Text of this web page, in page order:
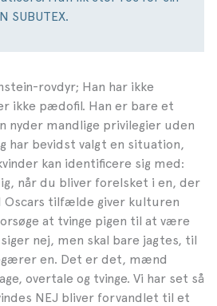
SUBUTEX.
rovdyr; Han har ikke
ikke pædofil. Han er bare et
nyder mandlige privilegier uden
har bevidst valgt en situation,
kan identificere sig med:
når du bliver forelsket i en, der
Oscars tilfælde giver kulturen
at tvinge pigen til at være
nej, men skal bare jagtes, til
en. Det er det, mænd
overtale og tvinge. Vi har set så
NEJ bliver forvandlet til et